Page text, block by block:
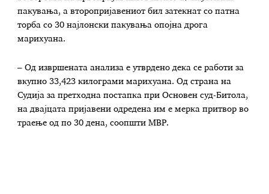
пакувања, а второпријавениот бил затекнат со патна
торба со 30 најлонски пакувања опојна дрога
марихуана.
– Од извршената анализа е утврдено дека се работи за
вкупно 33,423 килограми марихуана. Од страна на
Судија за претходна постапка при Основен суд-Битола,
на двајцата пријавени одредена им е мерка притвор во
траење од по 30 дена, соопшти МВР.